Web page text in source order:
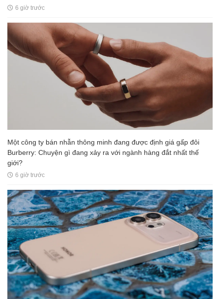
6 giờ trước
Một công ty bán nhẫn thông minh đang được định giá gấp đôi
Burberry: Chuyện gì đang xảy ra với ngành hàng đắt nhất thế
giới?
6 giờ trước